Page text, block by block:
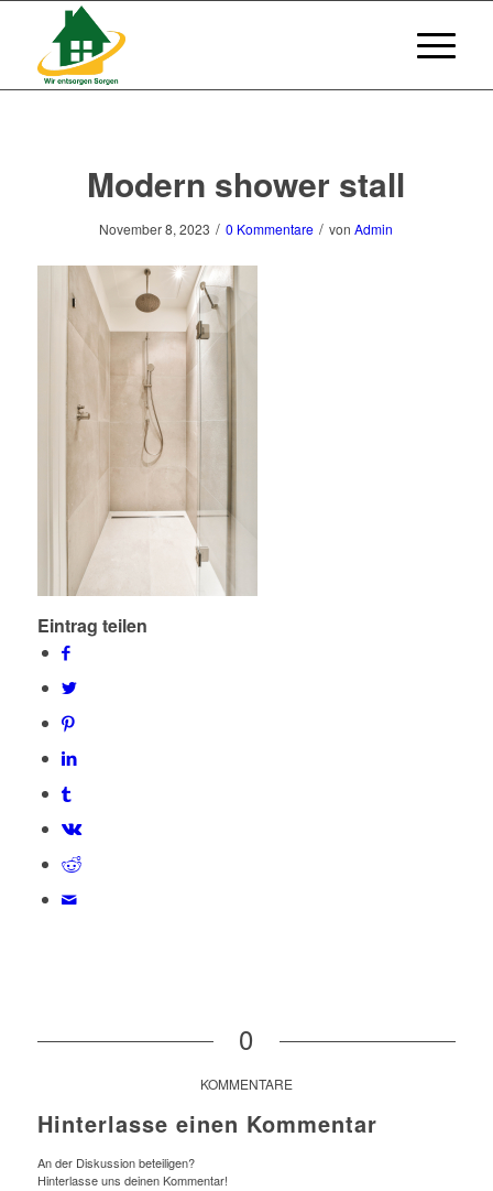
Modern shower stall
November 8, 2023 / 0 Kommentare / vonAdmin
Eintrag teilen
0
KOMMENTARE
Hinterlasse einen Kommentar
An der Diskussion beteiligen?
Hinterlasse uns deinen Kommentar!